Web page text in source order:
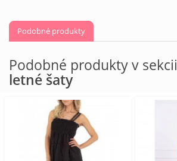
Podobné produkty
Podobné produkty v sekcii
letné šaty